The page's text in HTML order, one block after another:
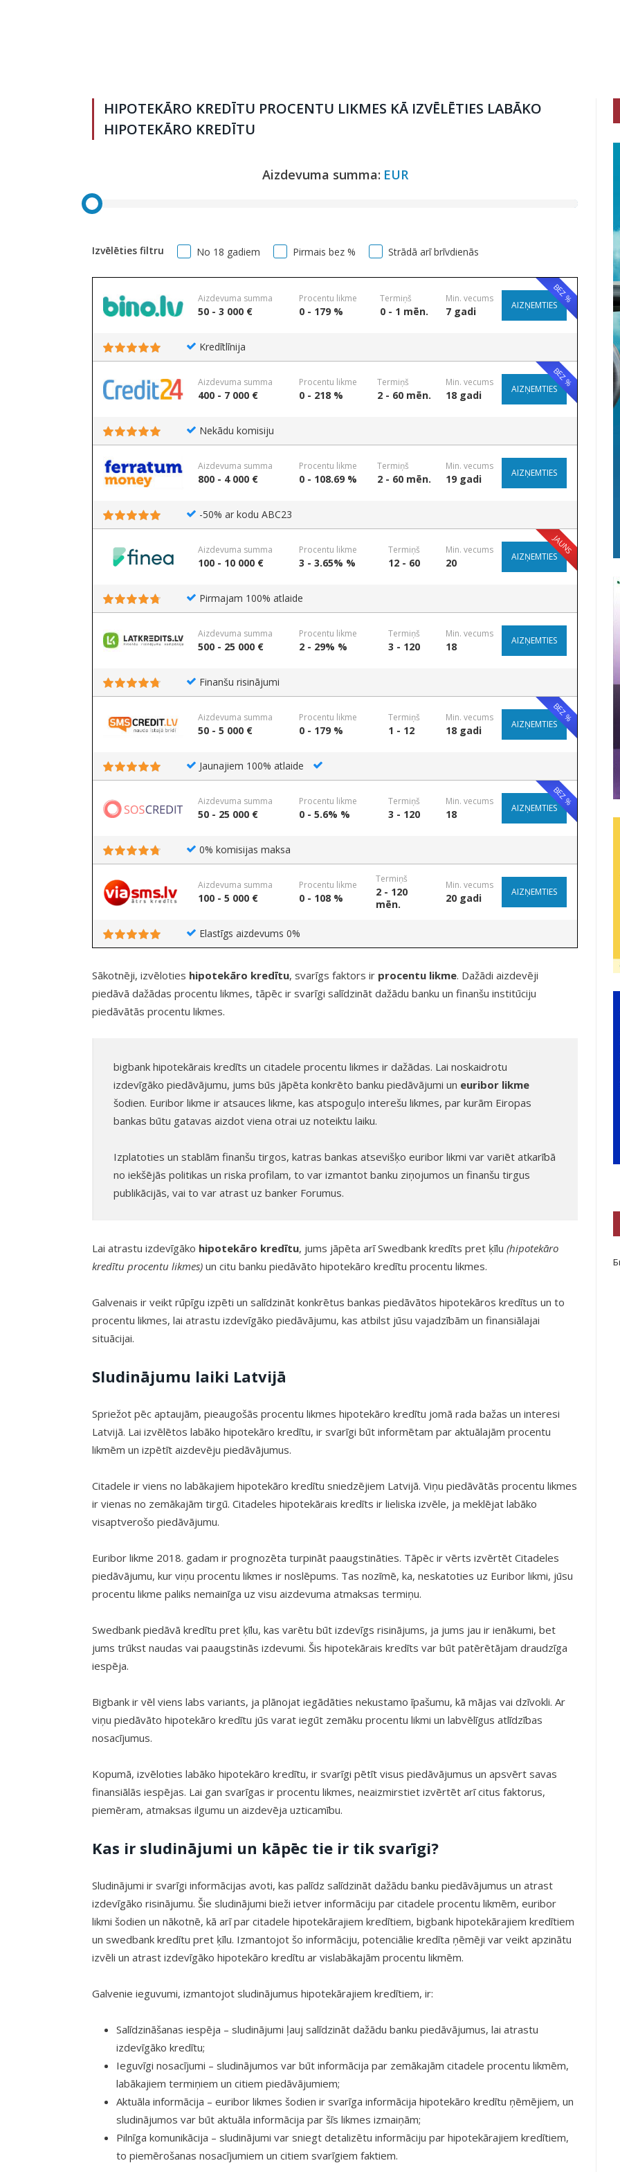
HIPOTEKĀRO KREDĪTU PROCENTU LIKMES KĀ IZVĒLĒTIES LABĀKO
HIPOTEKĀRO KREDĪTU
Aizdevuma summa: EUR
Izvēlēties filtru No 18 gadiem Pirmais bez % Strādā arī brīvdienās
BEZ %
Aizdevuma summa
50 - 3 000 €
Procentu likme
0 - 179 %
Termiņš
0 - 1 mēn.
Min. vecums
7 gadi AIZŅEMTIES
Kredītlīnija
BEZ %
Aizdevuma summa
400 - 7 000 €
Procentu likme
0 - 218 %
Termiņš
2 - 60 mēn.
Min. vecums
18 gadi AIZŅEMTIES
Nekādu komisiju
Aizdevuma summa
800 - 4 000 €
Procentu likme
0 - 108.69 %
Termiņš
2 - 60 mēn.
Min. vecums
19 gadi AIZŅEMTIES
-50% ar kodu ABC23
JAUNS
Aizdevuma summa
100 - 10 000 €
Procentu likme
3 - 3.65% %
Termiņš
12 - 60
Min. vecums
20 AIZŅEMTIES
Pirmajam 100% atlaide
Aizdevuma summa
500 - 25 000 €
Procentu likme
2 - 29% %
Termiņš
3 - 120
Min. vecums
18 AIZŅEMTIES
Finanšu risinājumi
BEZ %
Aizdevuma summa
50 - 5 000 €
Procentu likme
0 - 179 %
Termiņš
1 - 12
Min. vecums
18 gadi AIZŅEMTIES
Jaunajiem 100% atlaide
BEZ %
Aizdevuma summa
50 - 25 000 €
Procentu likme
0 - 5.6% %
Termiņš
3 - 120
Min. vecums
18 AIZŅEMTIES
0% komisijas maksa
Aizdevuma summa
100 - 5 000 €
Procentu likme
0 - 108 %
Termiņš
2 - 120
mēn.
Min. vecums
20 gadi AIZŅEMTIES
Elastīgs aizdevums 0%
Sākotnēji, izvēloties hipotekāro kredītu, svarīgs faktors ir procentu likme. Dažādi aizdevēji
piedāvā dažādas procentu likmes, tāpēc ir svarīgi salīdzināt dažādu banku un finanšu institūciju
piedāvātās procentu likmes.
bigbank hipotekārais kredīts un citadele procentu likmes ir dažādas. Lai noskaidrotu
izdevīgāko piedāvājumu, jums būs jāpēta konkrēto banku piedāvājumi un euribor likme
šodien. Euribor likme ir atsauces likme, kas atspoguļo interešu likmes, par kurām Eiropas
bankas būtu gatavas aizdot viena otrai uz noteiktu laiku.
Izplatoties un stablām finanšu tirgos, katras bankas atsevišķo euribor likmi var variēt atkarībā
no iekšējās politikas un riska profilam, to var izmantot banku ziņojumos un finanšu tirgus
publikācijās, vai to var atrast uz banker Forumus.
Lai atrastu izdevīgāko hipotekāro kredītu, jums jāpēta arī Swedbank kredīts pret ķīlu (hipotekāro
kredītu procentu likmes) un citu banku piedāvāto hipotekāro kredītu procentu likmes.
Galvenais ir veikt rūpīgu izpēti un salīdzināt konkrētus bankas piedāvātos hipotekāros kredītus un to
procentu likmes, lai atrastu izdevīgāko piedāvājumu, kas atbilst jūsu vajadzībām un finansiālajai
situācijai.
Sludinājumu laiki Latvijā
Spriežot pēc aptaujām, pieaugošās procentu likmes hipotekāro kredītu jomā rada bažas un interesi
Latvijā. Lai izvēlētos labāko hipotekāro kredītu, ir svarīgi būt informētam par aktuālajām procentu
likmēm un izpētīt aizdevēju piedāvājumus.
Citadele ir viens no labākajiem hipotekāro kredītu sniedzējiem Latvijā. Viņu piedāvātās procentu likmes
ir vienas no zemākajām tirgū. Citadeles hipotekārais kredīts ir lieliska izvēle, ja meklējat labāko
visaptverošo piedāvājumu.
Euribor likme 2018. gadam ir prognozēta turpināt paaugstināties. Tāpēc ir vērts izvērtēt Citadeles
piedāvājumu, kur viņu procentu likmes ir noslēpums. Tas nozīmē, ka, neskatoties uz Euribor likmi, jūsu
procentu likme paliks nemainīga uz visu aizdevuma atmaksas termiņu.
Swedbank piedāvā kredītu pret ķīlu, kas varētu būt izdevīgs risinājums, ja jums jau ir ienākumi, bet
jums trūkst naudas vai paaugstinās izdevumi. Šis hipotekārais kredīts var būt patērētājam draudzīga
iespēja.
Bigbank ir vēl viens labs variants, ja plānojat iegādāties nekustamo īpašumu, kā mājas vai dzīvokli. Ar
viņu piedāvāto hipotekāro kredītu jūs varat iegūt zemāku procentu likmi un labvēlīgus atlīdzības
nosacījumus.
Kopumā, izvēloties labāko hipotekāro kredītu, ir svarīgi pētīt visus piedāvājumus un apsvērt savas
finansiālās iespējas. Lai gan svarīgas ir procentu likmes, neaizmirstiet izvērtēt arī citus faktorus,
piemēram, atmaksas ilgumu un aizdevēja uzticamību.
Kas ir sludinājumi un kāpēc tie ir tik svarīgi?
Sludinājumi ir svarīgi informācijas avoti, kas palīdz salīdzināt dažādu banku piedāvājumus un atrast
izdevīgāko risinājumu. Šie sludinājumi bieži ietver informāciju par citadele procentu likmēm, euribor
likmi šodien un nākotnē, kā arī par citadele hipotekārajiem kredītiem, bigbank hipotekārajiem kredītiem
un swedbank kredītu pret ķīlu. Izmantojot šo informāciju, potenciālie kredīta ņēmēji var veikt apzinātu
izvēli un atrast izdevīgāko hipotekāro kredītu ar vislabākajām procentu likmēm.
Galvenie ieguvumi, izmantojot sludinājumus hipotekārajiem kredītiem, ir:
Salīdzināšanas iespēja – sludinājumi ļauj salīdzināt dažādu banku piedāvājumus, lai atrastu
izdevīgāko kredītu;
Ieguvīgi nosacījumi – sludinājumos var būt informācija par zemākajām citadele procentu likmēm,
labākajiem termiņiem un citiem piedāvājumiem;
Aktuāla informācija – euribor likmes šodien ir svarīga informācija hipotekāro kredītu ņēmējiem, un
sludinājumos var būt aktuāla informācija par šīs likmes izmaiņām;
Pilnīga komunikācija – sludinājumi var sniegt detalizētu informāciju par hipotekārajiem kredītiem,
to piemērošanas nosacījumiem un citiem svarīgiem faktiem.